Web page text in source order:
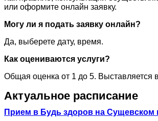
или оформите онлайн заявку.
Могу ли я подать заявку онлайн?
Да, выберете дату, время.
Как оцениваются услуги?
Общая оценка от 1 до 5. Выставляется
Актуальное расписание
Прием в Будь здоров на Сущевском